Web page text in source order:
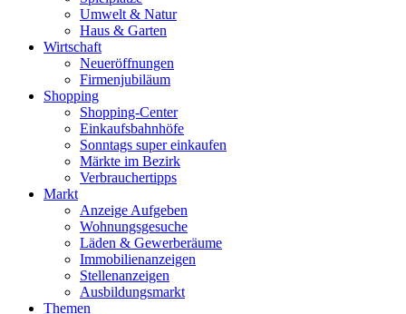
Umwelt & Natur
Haus & Garten
Wirtschaft
Neueröffnungen
Firmenjubiläum
Shopping
Shopping-Center
Einkaufsbahnhöfe
Sonntags super einkaufen
Märkte im Bezirk
Verbrauchertipps
Markt
Anzeige Aufgeben
Wohnungsgesuche
Läden & Gewerberäume
Immobilienanzeigen
Stellenanzeigen
Ausbildungsmarkt
Themen